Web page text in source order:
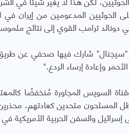
الحوثيين المدعومين من إيران
دونالد ترامب القوي إلى نتائج
شارك فيها صحفي عن
وإعادة إرساء الردع."
السويس المجاورة مُنخفضًا
المسلحون متحدين كعادتهم،
والسفن الحربية الأمريكية